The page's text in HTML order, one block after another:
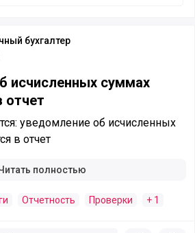
бухгалтер
исчисленных суммах
отчет
уведомление об исчисленных
в отчет
полностью
Отчетность Проверки + 1